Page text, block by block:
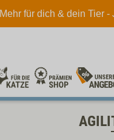
Mehr für dich & dein Tier -